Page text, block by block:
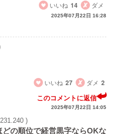
いいね 14 ダメ
2025年07月22日 16:28
いいね 27 ダメ 2
このコメントに返信
2025年07月22日 14:05
)
の順位で経営黒字ならOKな